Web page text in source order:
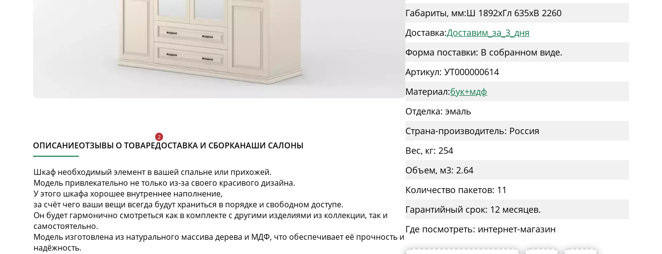
ОПИСАНИЕОТЗЫВЫ О ТОВАРЕДОСТАВКА И СБОРКАНАШИ САЛОНЫ
Шкаф необходимый элемент в вашей спальне или прихожей.
Модель привлекательно не только из-за своего красивого дизайна.
У этого шкафа хорошее внутреннее наполнение,
за счёт чего ваши вещи всегда будут храниться в порядке и свободном доступе.
Он будет гармонично смотреться как в комплекте с другими изделиями из коллекции, так и
самостоятельно.
Модель изготовлена из натурального массива дерева и МДФ, что обеспечивает её прочность и
надёжность.
Габариты, мм:Ш 1892xГл 635xВ 2260
Доставка:Доставим_за_3_дня
Форма поставки: В собранном виде.
Артикул: УТ000000614
Материал:бук+мдф
Отделка: эмаль
Страна-производитель: Россия
Вес, кг: 254
Объем, м3: 2.64
Количество пакетов: 11
Гарантийный срок: 12 месяцев.
Где посмотреть: интернет-магазин